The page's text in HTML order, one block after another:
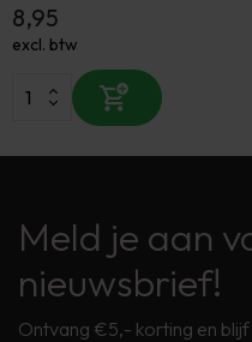
8,95
excl. btw
Meld je aan
nieuwsbrief!
Ontvang €5,- korting en